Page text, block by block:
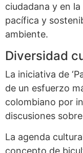
ciudadana y en
pacífica y
ambiente.
Diversidad
La iniciativa de
de un esfuerzo
colombiano por
discusiones
La agenda
concepto de